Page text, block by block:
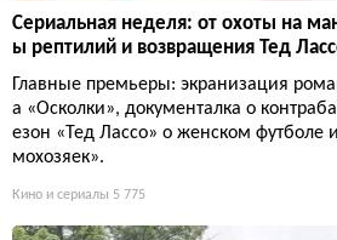
Сериальная неделя: от охоты на
ы рептилий и возвращения Тед
Главные премьеры: экранизация
а «Осколки», документалка о
езон «Тед Лассо» о женском
мохозяек».
Кино и сериалы 5 775